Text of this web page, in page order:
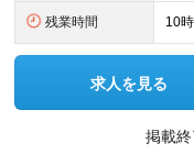
残業時間 10
求人を見る
掲載終